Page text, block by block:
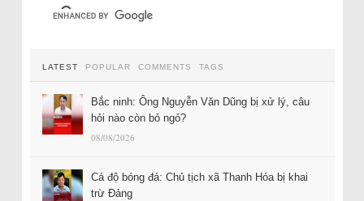
LATEST POPULAR COMMENTS TAGS
Bắc ninh: Ông Nguyễn Văn Dũng bị xử lý, câu
hỏi nào còn bỏ ngỏ?
08/08/2026
Cá độ bóng đá: Chủ tịch xã Thanh Hóa bị khai
trừ Đảng